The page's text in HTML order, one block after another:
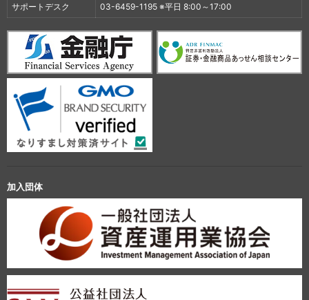
サポートデスク 03-6459-1195 ※平日 8:00～17:00
加入団体